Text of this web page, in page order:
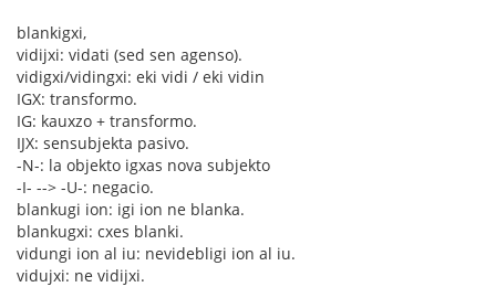
blankigxi,
vidijxi: vidati (sed sen agenso).
vidigxi/vidingxi: eki vidi / eki vidin
IGX: transformo.
IG: kauxzo + transformo.
IJX: sensubjekta pasivo.
-N-: la objekto igxas nova subjekto
-I- --> -U-: negacio.
blankugi ion: igi ion ne blanka.
blankugxi: cxes blanki.
vidungi ion al iu: nevidebligi ion al iu.
vidujxi: ne vidijxi.